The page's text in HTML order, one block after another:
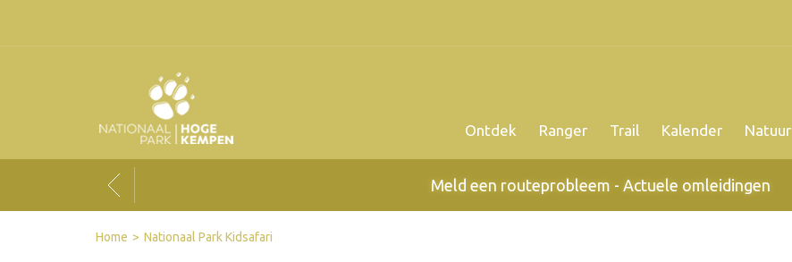
Ontdek Ranger Trail Kalender Natuur
Meld een routeprobleem - Actuele omleidingen
FacebookTwitterSend by email
Printer-friendly version
Home Nationaal Park Kidsafari